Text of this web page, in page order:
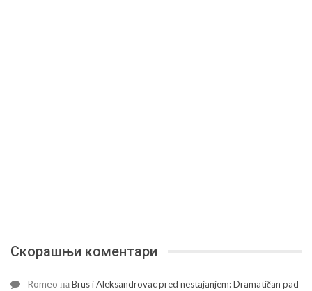
Скорашњи коментари
Romeo наBrus i Aleksandrovac pred nestajanjem: Dramatičan pad